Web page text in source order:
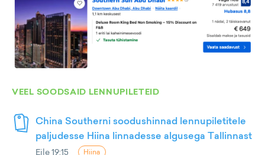
VEEL SOODSAID LENNUPILETEID
China Southerni soodushinnad lennupiletitele
paljudesse Hiina linnadesse algusega Tallinnast
Eile 19:15 Hiina